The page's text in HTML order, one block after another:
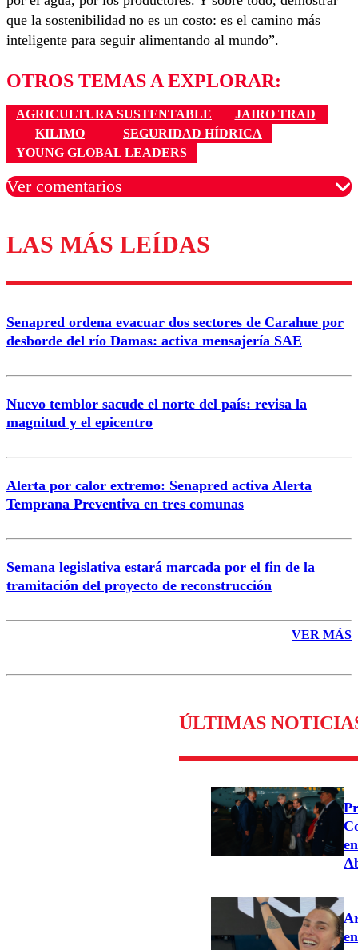
que la sostenibilidad no es un costo: es el camino más
inteligente para seguir alimentando al mundo”.
OTROS TEMAS A EXPLORAR:
AGRICULTURA SUSTENTABLE
JAIRO TRAD
KILIMO
SEGURIDAD HÍDRICA
YOUNG GLOBAL LEADERS
Ver comentarios
Los comentarios son moderados para garantizar un
diálogo respetuoso.
Nombre
Correo
LAS MÁS LEÍDAS
Senapred ordena evacuar dos sectores de Carahue por
desborde del río Damas: activa mensajería SAE
Nuevo temblor sacude el norte del país: revisa la
magnitud y el epicentro
Alerta por calor extremo: Senapred activa Alerta
Temprana Preventiva en tres comunas
Semana legislativa estará marcada por el fin de la
tramitación del proyecto de reconstrucción
VER MÁS
ÚLTIMAS